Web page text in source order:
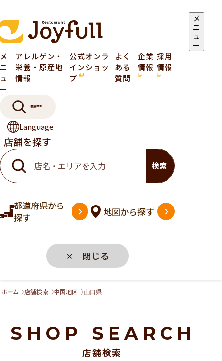
メ
ニ
ュ
ー
メ
ニ
ュ
ー
アレルゲン・
栄養・原産地
情報
公式オンラ
インショッ
プ
よく
ある
質問
企業
情報
採用
情報
店舗検索
Language
店舗を探す
検索
都道府県から
探す
地図から探す
✕ 閉じる
ホーム 店舗検索 中国地区 山口県
SHOP SEARCH
店舗検索